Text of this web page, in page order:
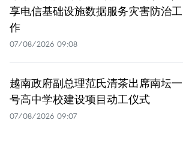
享电信基础设施数据服务灾害防治工
作
07/08/2026 09:08
越南政府副总理范氏清茶出席南坛一
号高中学校建设项目动工仪式
07/08/2026 09:07